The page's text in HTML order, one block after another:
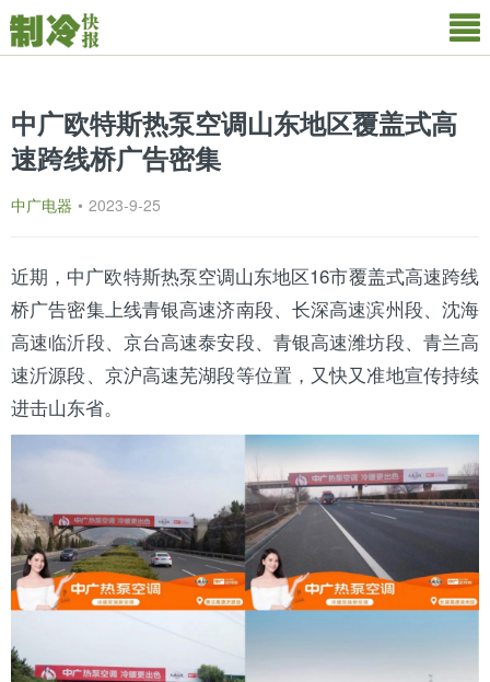
中广欧特斯热泵空调山东地区覆盖式高
速跨线桥广告密集
中广电器 • 2023-9-25
近期，中广欧特斯热泵空调山东地区16市覆盖式高速跨线
桥广告密集上线青银高速济南段、长深高速滨州段、沈海
高速临沂段、京台高速泰安段、青银高速潍坊段、青兰高
速沂源段、京沪高速芜湖段等位置，又快又准地宣传持续
进击山东省。